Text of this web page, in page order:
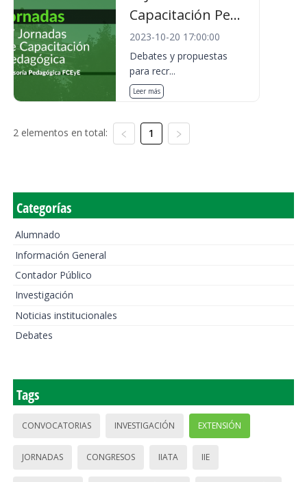
Capacitación Pe...
2023-10-20 17:00:00
Debates y propuestas
para recr...
Leer más
2 elementos en total: 1
Categorías
Alumnado
Información General
Contador Público
Investigación
Noticias institucionales
Debates
Tags
CONVOCATORIAS INVESTIGACIÓN EXTENSIÓN
JORNADAS CONGRESOS IIATA IIE